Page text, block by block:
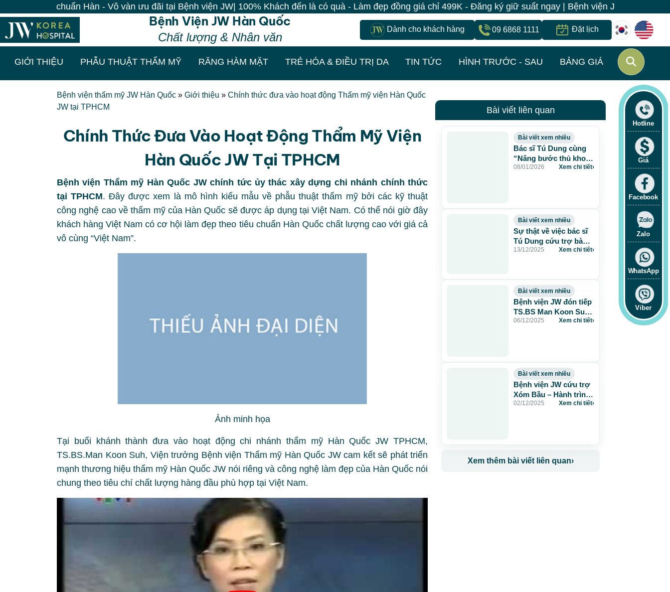
- Vô vàn ưu đãi tại Bệnh viện JW| 100% Khách đến là có quà - Làm đẹp đồng giá chỉ 499K - Đăng ký giữ suất ngay | Bệnh viện JW Hàn Quốc có 1 địa chỉ duy
Bệnh Viện JW Hàn Quốc
Chất lượng & Nhân văn
Dành cho khách hàng 09 6868 1111 Đặt lịch
GIỚI THIỆU PHẪU THUẬT THẨM MỸ RĂNG HÀM MẶT TRẺ HÓA & ĐIỀU TRỊ DA TIN TỨC HÌNH TRƯỚC - SAU BẢNG GIÁ
Bệnh viện thẩm mỹ JW Hàn Quốc » Giới thiệu » Chính thức đưa vào hoạt động Thẩm mỹ viện Hàn Quốc
JW tại TPHCM
Chính Thức Đưa Vào Hoạt Động Thẩm Mỹ Viện
Hàn Quốc JW Tại TPHCM
Bệnh viện Thẩm mỹ Hàn Quốc JW chính tức ủy thác xây dựng chi nhánh chính thức
tại TPHCM. Đây được xem là mô hình kiểu mẫu về phẫu thuật thẩm mỹ bởi các kỹ thuật
công nghệ cao về thẩm mỹ của Hàn Quốc sẽ được áp dụng tại Việt Nam. Có thể nói giờ đây
khách hàng Việt Nam có cơ hội làm đẹp theo tiêu chuẩn Hàn Quốc chất lượng cao với giá cả
vô cùng “Việt Nam”.
Ảnh minh họa
Tại buổi khánh thành đưa vào hoạt động chi nhánh thẩm mỹ Hàn Quốc JW TPHCM,
TS.BS.Man Koon Suh, Viện trưởng Bệnh viện Thẩm mỹ Hàn Quốc JW cam kết sẽ phát triển
mạnh thương hiệu thẩm mỹ Hàn Quốc JW nói riêng và công nghệ làm đẹp của Hàn Quốc nói
chung theo tiêu chí chất lượng hàng đầu phù hợp tại Việt Nam.
Bài viết liên quan
Bài viết xem nhiều
Bác sĩ Tú Dung cùng
“Nâng bước thủ khoa
2025” tiếp sức tri thức
08/01/2026 Xem chi tiết›
Bài viết xem nhiều
Sự thật về việc bác sĩ
Tú Dung cứu trợ bà
con Phú Yên đến hết
13/12/2025 Xem chi tiết›
Bài viết xem nhiều
Bệnh viện JW đón tiếp
TS.BS Man Koon Suh
chia sẻ đột phá Công
06/12/2025 Xem chi tiết›
Bài viết xem nhiều
Bệnh viện JW cứu trợ
Xóm Bầu – Hành trình
thấu cảm sau trận lũ
02/12/2025 Xem chi tiết›
Xem thêm bài viết liên quan›
Hotline
Giá
Facebook
Zalo
WhatsApp
Viber